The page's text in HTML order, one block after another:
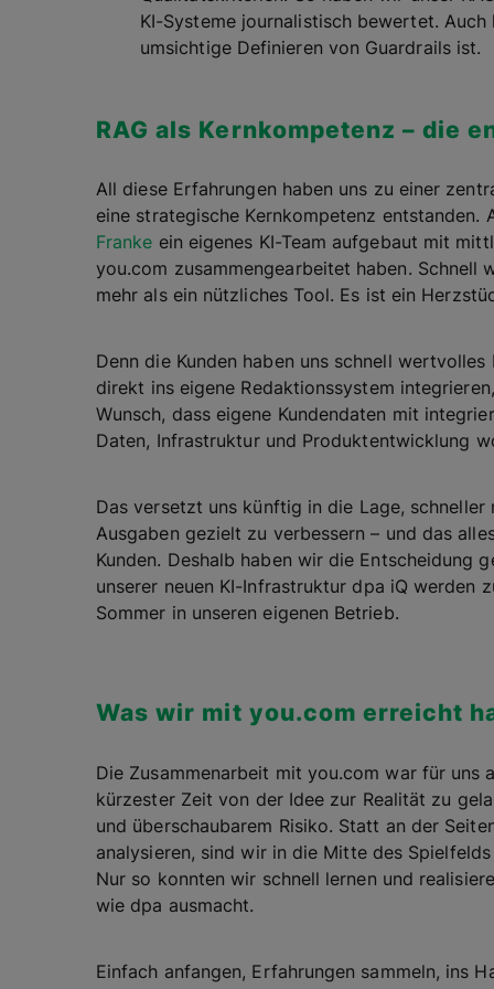
KI-Systeme journalistisch bewertet.
umsichtige Definieren von Guardrails ist.
RAG als Kernkompetenz – die
All diese Erfahrungen haben uns zu einer
eine strategische Kernkompetenz
Franke ein eigenes KI-Team aufgebaut mit
you.com zusammengearbeitet haben. Schnell
mehr als ein nützliches Tool. Es ist ein
Denn die Kunden haben uns schnell
direkt ins eigene Redaktionssystem
Wunsch, dass eigene Kundendaten mit
Daten, Infrastruktur und Produktentwicklung
Das versetzt uns künftig in die Lage,
Ausgaben gezielt zu verbessern – und das
Kunden. Deshalb haben wir die Entscheidung
unserer neuen KI-Infrastruktur dpa iQ werden
Sommer in unseren eigenen Betrieb.
Was wir mit you.com erreicht
Die Zusammenarbeit mit you.com war für
kürzester Zeit von der Idee zur Realität zu
und überschaubarem Risiko. Statt an der
analysieren, sind wir in die Mitte des
Nur so konnten wir schnell lernen und
wie dpa ausmacht.
Einfach anfangen, Erfahrungen sammeln, ins